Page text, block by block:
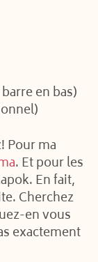
en bas)
Pour ma
. Et pour les
En fait,
Cherchez
en vous
exactement